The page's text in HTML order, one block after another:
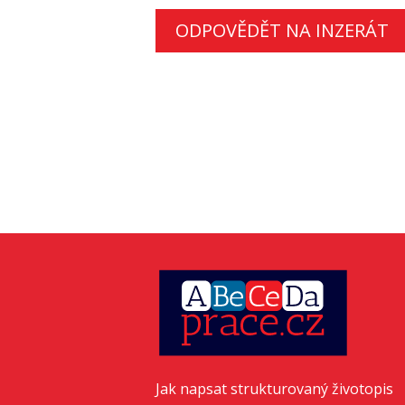
ODPOVĚDĚT NA INZERÁT
Jak napsat strukturovaný životopis